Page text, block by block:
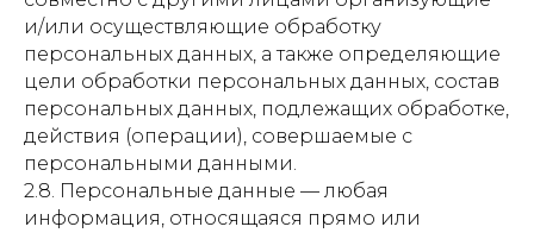
и/или осуществляющие обработку
персональных данных, а также определяющие
цели обработки персональных данных, состав
персональных данных, подлежащих обработке,
действия (операции), совершаемые с
персональными данными.
2.8. Персональные данные — любая
информация, относящаяся прямо или